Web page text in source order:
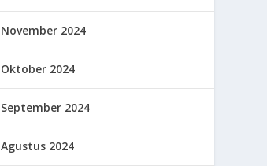
November 2024
Oktober 2024
September 2024
Agustus 2024